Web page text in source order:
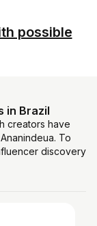
possible
in Brazil
creators have
To
discovery